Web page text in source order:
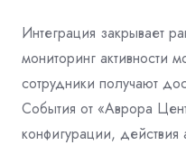
Интеграция закрывает
мониторинг активности
сотрудники получают
События от «Аврора
конфигурации,